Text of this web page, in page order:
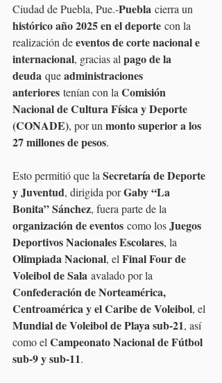
Ciudad de Puebla, Pue.-Puebla cierra un
histórico año 2025 en el deporte con la
realización de eventos de corte nacional e
internacional, gracias al pago de la
deuda que administraciones
anteriores tenían con la Comisión
Nacional de Cultura Física y Deporte
(CONADE), por un monto superior a los
27 millones de pesos.
Esto permitió que la Secretaría de Deporte
y Juventud, dirigida por Gaby “La
Bonita” Sánchez, fuera parte de la
organización de eventos como los Juegos
Deportivos Nacionales Escolares, la
Olimpiada Nacional, el Final Four de
Voleibol de Sala avalado por la
Confederación de Norteamérica,
Centroamérica y el Caribe de Voleibol, el
Mundial de Voleibol de Playa sub-21, así
como el Campeonato Nacional de Fútbol
sub-9 y sub-11.